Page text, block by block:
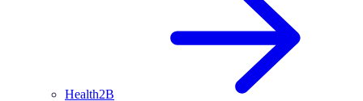
Health2B